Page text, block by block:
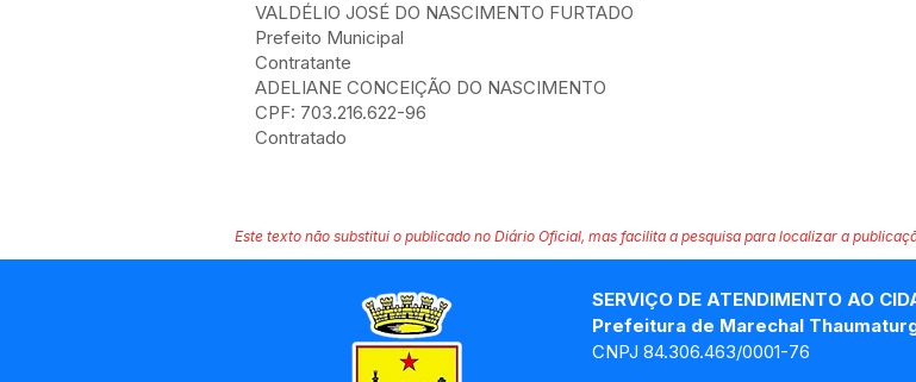
VALDÉLIO JOSÉ DO NASCIMENTO FURTADO
Prefeito Municipal
Contratante
ADELIANE CONCEIÇÃO DO NASCIMENTO
CPF: 703.216.622-96
Contratado
Este texto não substitui o publicado no Diário Oficial, mas facilita a pesquisa para localizar a
SERVIÇO DE ATENDIMENTO AO
Prefeitura de Marechal
CNPJ 84.306.463/0001-76